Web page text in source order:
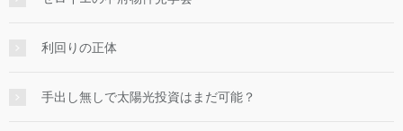
利回りの正体
手出し無しで太陽光投資はまだ可能？